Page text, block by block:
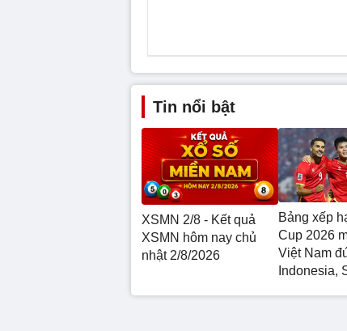
Tin nổi bật
XSMN 2/8 - Kết quả
XSMN hôm nay chủ
nhật 2/8/2026
Bảng xếp
Cup 2026
Việt Nam
Indonesia,